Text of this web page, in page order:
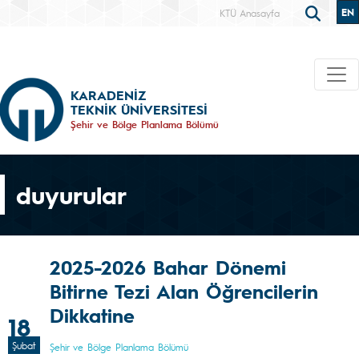
KTÜ Anasayfa EN
KARADENİZ
TEKNİK ÜNİVERSİTESİ
Şehir ve Bölge Planlama Bölümü
duyurular
18
Şubat
2025-2026 Bahar Dönemi
Bitirne Tezi Alan Öğrencilerin
Dikkatine
Şehir ve Bölge Planlama Bölümü